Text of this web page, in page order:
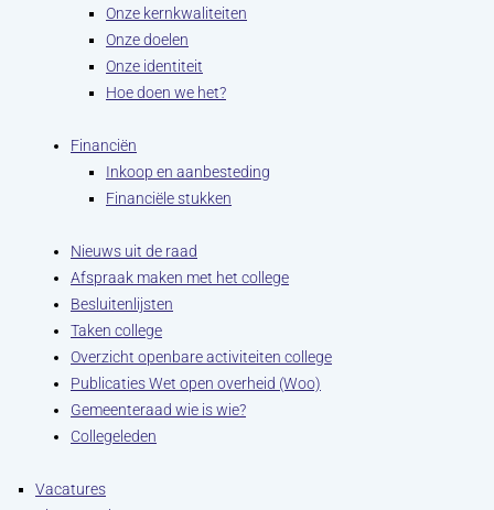
Onze kernkwaliteiten
Onze doelen
Onze identiteit
Hoe doen we het?
Financiën
Inkoop en aanbesteding
Financiële stukken
Nieuws uit de raad
Afspraak maken met het college
Besluitenlijsten
Taken college
Overzicht openbare activiteiten college
Publicaties Wet open overheid (Woo)
Gemeenteraad wie is wie?
Collegeleden
Vacatures